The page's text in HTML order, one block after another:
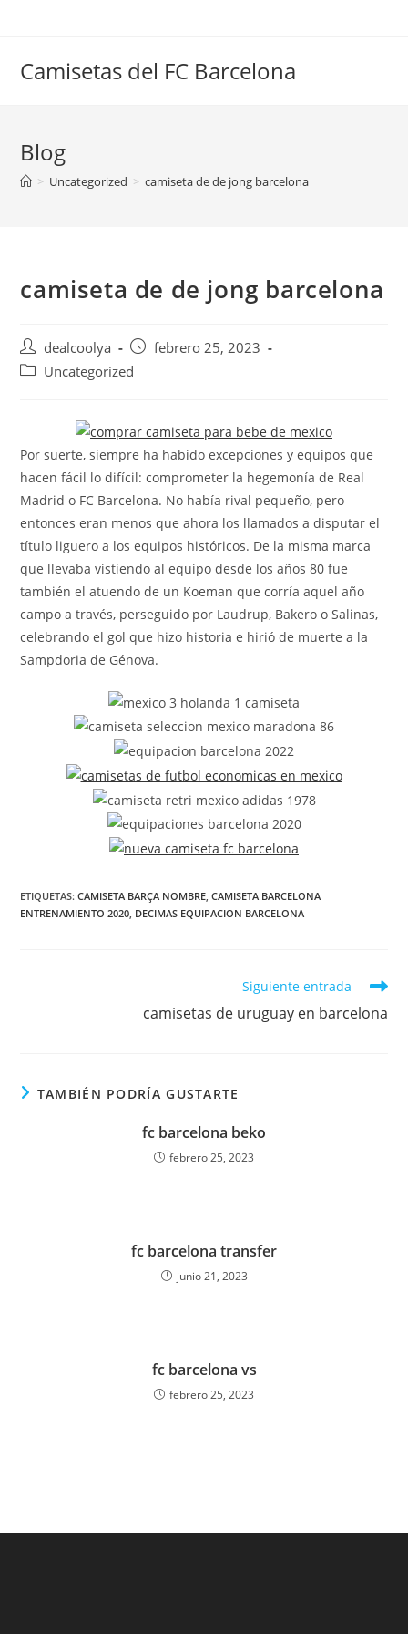
Camisetas del FC Barcelona
Blog
> Uncategorized > camiseta de de jong barcelona
camiseta de de jong barcelona
Autor
de
dealcoolya
Publicación
de
febrero 25, 2023
Categoría
Uncategorized
Por suerte, siempre ha habido excepciones y equipos que
hacen fácil lo difícil: comprometer la hegemonía de Real
Madrid o FC Barcelona. No había rival pequeño, pero
entonces eran menos que ahora los llamados a disputar el
título liguero a los equipos históricos. De la misma marca
que llevaba vistiendo al equipo desde los años 80 fue
también el atuendo de un Koeman que corría aquel año
campo a través, perseguido por Laudrup, Bakero o Salinas,
celebrando el gol que hizo historia e hirió de muerte a la
Sampdoria de Génova.
ETIQUETAS:CAMISETA BARÇA NOMBRE, CAMISETA BARCELONA
ENTRENAMIENTO 2020, DECIMAS EQUIPACION BARCELONA
Siguiente entrada
camisetas de uruguay en barcelona
TAMBIÉN PODRÍA GUSTARTE
fc barcelona beko
febrero 25, 2023
fc barcelona transfer
junio 21, 2023
fc barcelona vs
febrero 25, 2023